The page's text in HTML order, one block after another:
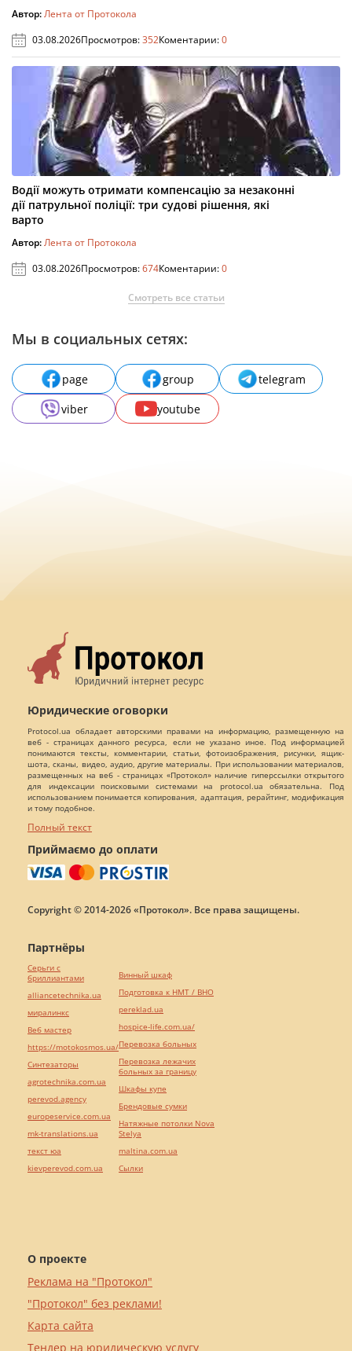
Автор:Лента от Протокола
03.08.2026Просмотров:352Коментарии:0
Водії можуть отримати компенсацію за незаконні
дії патрульної поліції: три судові рішення, які
варто
Автор:Лента от Протокола
03.08.2026Просмотров:674Коментарии:0
Смотреть все статьи
Мы в социальных сетях:
page group
telegram
viber
youtube
Юридические оговорки
Protocol.ua обладает авторскими правами на информацию, размещенную на
веб - страницах данного ресурса, если не указано иное. Под информацией
понимаются тексты, комментарии, статьи, фотоизображения, рисунки, ящик-
шота, сканы, видео, аудио, другие материалы. При использовании материалов,
размещенных на веб - страницах «Протокол» наличие гиперссылки открытого
для индексации поисковыми системами на protocol.ua обязательна. Под
использованием понимается копирования, адаптация, рерайтинг, модификация
и тому подобное.
Полный текст
Приймаємо до оплати
Copyright © 2014-2026 «Протокол». Все права защищены.
О проекте
Реклама на "Протокол"
"Протокол" без реклами!
Карта сайта
Тендер на юридическую услугу
Партнёры
Серьги с
бриллиантами
alliancetechnika.ua
миралинкс
Веб мастер
https://motokosmos.ua/
Синтезаторы
agrotechnika.com.ua
perevod.agency
europeservice.com.ua
mk-translations.ua
текст юа
kievperevod.com.ua
Винный шкаф
Подготовка к НМТ / ВНО
pereklad.ua
hospice-life.com.ua/
Перевозка больных
Перевозка лежачих
больных за границу
Шкафы купе
Брендовые сумки
Натяжные потолки Nova
Stelya
maltina.com.ua
Cылки